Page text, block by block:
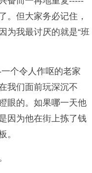
。但大家务必记住，
为我最讨厌的就是“班
个令人作呕的老家
我们面前玩深沉不
眼的。如果哪一天他
因为他在街上拣了钱
。